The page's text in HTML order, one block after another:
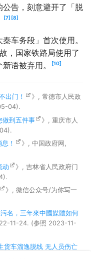
告，刻意避开了「脱
7 8
车务段」首次使用。
，国家铁路局使用了
语被弃用。
10
出门！
》, 常德市人民政
04).
做到五件事
》, 重庆市人
！
》, 中国政府网,
动
》, 吉林省人民政府门
》, 微信公众号/为你写一
名，三年來中國媒體如何
11-24. (参照 2023-11-
货车溜逸脱线 无人员伤亡